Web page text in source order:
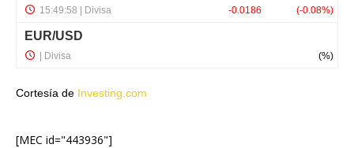
Cortesía de Investing.com
[MEC id="443936"]